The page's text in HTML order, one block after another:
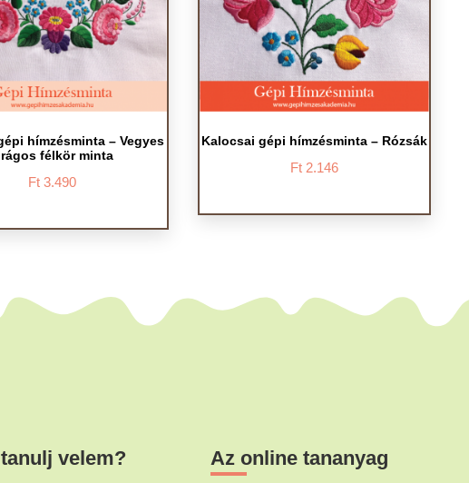
hímzésminta – Vegyes
félkör minta
Ft3.490
variációja
választhatók
Kalocsai gépi hímzésminta – Rózsák
Ft 2.146
variációja
választhatók
velem? Az online tananyag